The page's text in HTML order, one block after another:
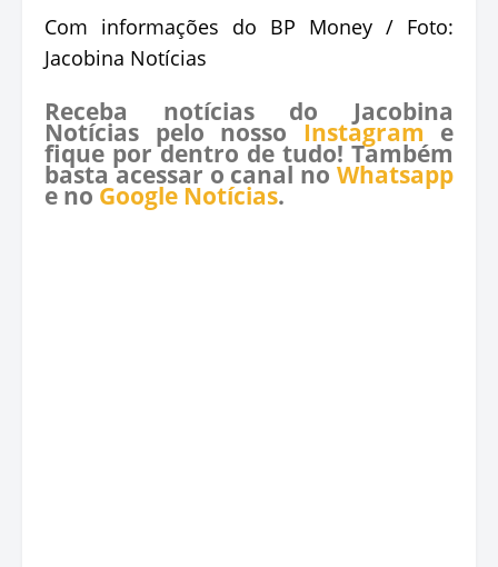
Com informações do BP Money / Foto:
Jacobina Notícias
Receba notícias do Jacobina
Notícias pelo nosso Instagram e
fique por dentro de tudo! Também
basta acessar o canal no Whatsapp
e no Google Notícias.